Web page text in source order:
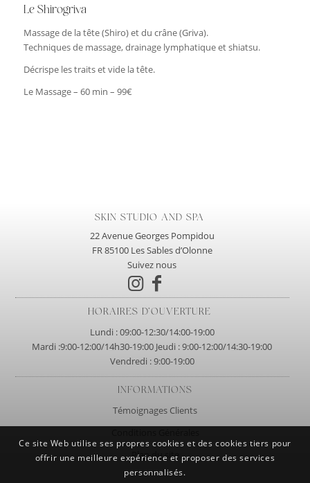
Le Shirogriva
Massage de la tête (Shiro) et du crâne (Griva).
Techniques de massage, drainage lymphatique et shiatsu.
Décrispe les traits et vide la tête.
Le Massage – 60 min – 99€
SKIN STUDIO AND SPA
22 Avenue Georges Pompidou
FR 85100 Les Sables d’Olonne
Suivez nous
HORAIRES D’OUVERTURE
Lundi : 09:00-12:30/14:00-19:00
Mardi :9:00-12:00/14h30-19:00 Jeudi : 9:00-12:00/14:30-19:00
Vendredi : 9:00-19:00
INFORMATIONS
Témoignages Clients
Plan du site
Ce site Web utilise ses propres cookies et des cookies tiers pour
offrir une meilleure expérience et proposer des services
personnalisés.